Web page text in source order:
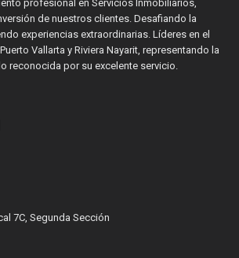
profesional en Servicios Inmobiliarios,
de nuestros clientes. Desafiando la
experiencias extraordinarias. Líderes en el
Vallarta y Riviera Nayarit, representando la
reconocida por su excelente servicio.
7C, Segunda Sección